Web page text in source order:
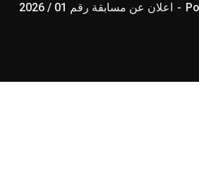
اعلان عن مسابقة رقم 01 / 2026